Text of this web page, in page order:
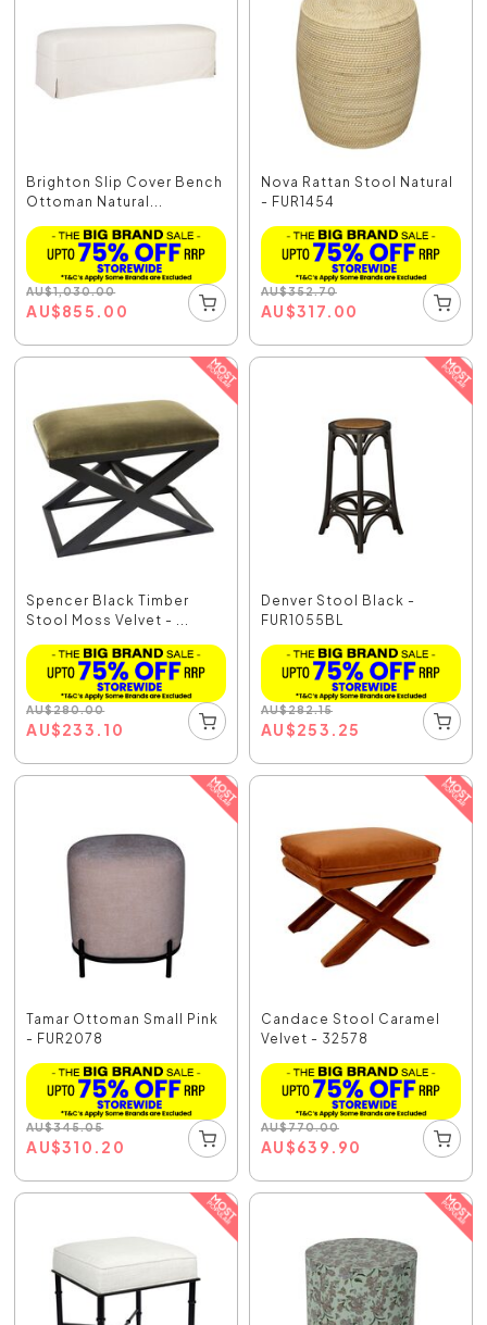
Brighton Slip Cover Bench
Ottoman Natural...
AU$1,030.00
AU$855.00
Nova Rattan Stool Natural
- FUR1454
AU$352.70
AU$317.00
Spencer Black Timber
Stool Moss Velvet - ...
AU$280.00
AU$233.10
Denver Stool Black -
FUR1055BL
AU$282.15
AU$253.25
Tamar Ottoman Small Pink
- FUR2078
AU$345.05
AU$310.20
Candace Stool Caramel
Velvet - 32578
AU$770.00
AU$639.90